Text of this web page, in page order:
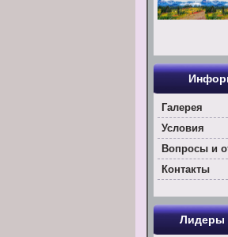
Галерея
Условия
Вoпросы и
Контакты
Лидеры